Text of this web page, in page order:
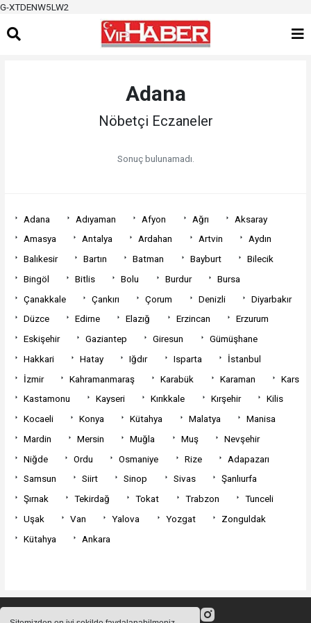
G-XTDENW5LW2
Adana
Nöbetçi Eczaneler
Sonuç bulunamadı.
Adana Adıyaman Afyon Ağrı
Aksaray
Amasya
Antalya Ardahan Artvin
Aydın
Balıkesir
Bartın Batman Bayburt
Bilecik
Bingöl
Bitlis Bolu Burdur
Bursa
Çanakkale
Çankırı Çorum Denizli
Diyarbakır
Düzce
Edirne Elazığ Erzincan
Erzurum
Eskişehir
Gaziantep Giresun
Gümüşhane
Hakkari
Hatay Iğdır Isparta
İstanbul
İzmir
Kahramanmaraş Karabük Karaman
Kars
Kastamonu
Kayseri Kırıkkale Kırşehir
Kilis
Kocaeli
Konya Kütahya Malatya
Manisa
Mardin
Mersin Muğla Muş
Nevşehir
Niğde
Ordu Osmaniye Rize
Adapazarı
Samsun
Siirt Sinop Sivas
Şanlıurfa
Şırnak
Tekirdağ Tokat Trabzon
Tunceli
Uşak
Van Yalova Yozgat
Zonguldak
Kütahya
Ankara